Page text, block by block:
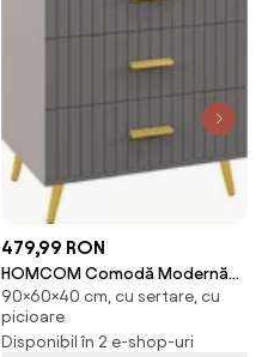
479,99 RON
HOMCOM Comodă Modernă
cu 4 Sertare, Unitate Sertar
Depozitare cu Picioare din
Aluminiu, 60x40x90 cm, Gri
90×60×40 cm, cu sertare, cu
picioare
Disponibil în 2 e-shop-uri